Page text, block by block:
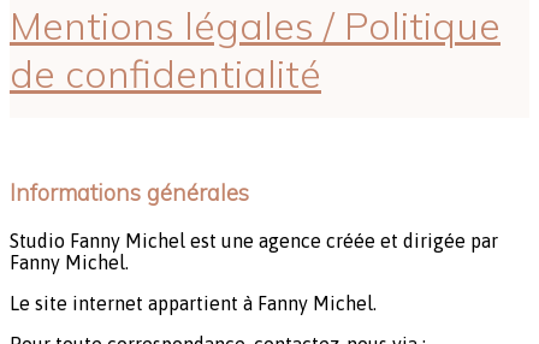
Mentions légales / Politique
de confidentialité
Informations générales
Studio Fanny Michel est une agence créée et dirigée par
Fanny Michel.
Le site internet appartient à Fanny Michel.